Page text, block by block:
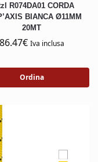
R074DA01 CORDA
BIANCA Ø11MM
20MT
86.47€ Iva inclusa
Ordina